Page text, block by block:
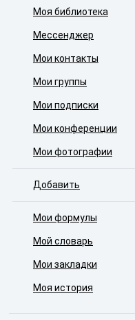
Моя библиотека
Мессенджер
Мои контакты
Мои группы
Мои подписки
Мои конференции
Мои фотографии
Добавить
Мои формулы
Мой словарь
Мои закладки
Моя история